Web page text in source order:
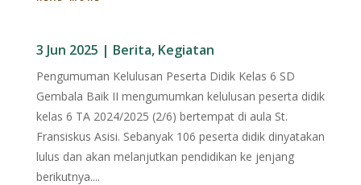
3 Jun 2025 | Berita, Kegiatan
Pengumuman Kelulusan Peserta Didik Kelas 6 SD
Gembala Baik II mengumumkan kelulusan peserta didik
kelas 6 TA 2024/2025 (2/6) bertempat di aula St.
Fransiskus Asisi. Sebanyak 106 peserta didik dinyatakan
lulus dan akan melanjutkan pendidikan ke jenjang
berikutnya....